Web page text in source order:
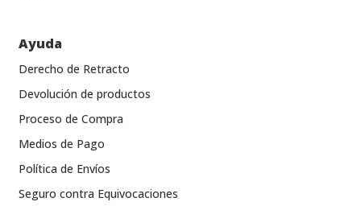
Ayuda
Derecho de Retracto
Devolución de productos
Proceso de Compra
Medios de Pago
Política de Envíos
Seguro contra Equivocaciones